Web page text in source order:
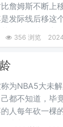
詹姆斯不断上
发际线后移这
至有一种担心
痛苦，甚至当
都不带了。
356 浏览
为NBA5大未
都不知道，毕
人每年砍一棵
大叔的年龄不